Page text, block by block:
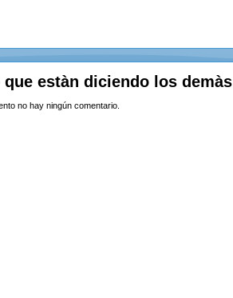
que estàn diciendo los demàs
no hay ningún comentario.